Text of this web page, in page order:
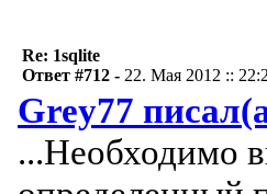
Re: 1sqlite
Ответ #712 - 22. Мая 2012 ::
Grey77
...Необходимо